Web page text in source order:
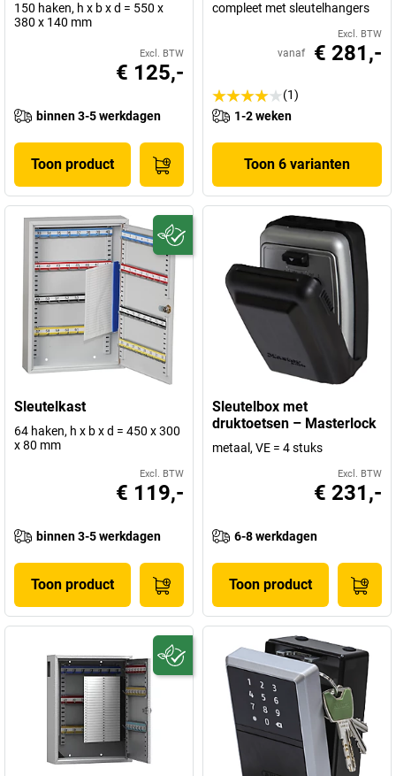
150 haken, h x b x d = 550 x
380 x 140 mm
Excl. BTW
€ 125,-
binnen 3-5 werkdagen
Toon product
compleet met sleutelhangers
Excl. BTW
vanaf € 281,-
(1)
1-2 weken
Toon 6 varianten
Sleutelkast
64 haken, h x b x d = 450 x 300
x 80 mm
Excl. BTW
€ 119,-
binnen 3-5 werkdagen
Toon product
Sleutelbox met
druktoetsen – Masterlock
metaal, VE = 4 stuks
Excl. BTW
€ 231,-
6-8 werkdagen
Toon product